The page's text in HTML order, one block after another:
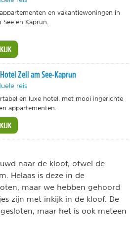
appartementen en vakantiewoningen in
See en Kaprun.
Zell am See-Kaprun
reis
en luxe hotel, met mooi ingerichte
appartementen.
naar de kloof, ofwel de
Helaas is deze in de
maar we hebben gehoord
zijn met inkijk in de kloof. De
maar het is ook meteen